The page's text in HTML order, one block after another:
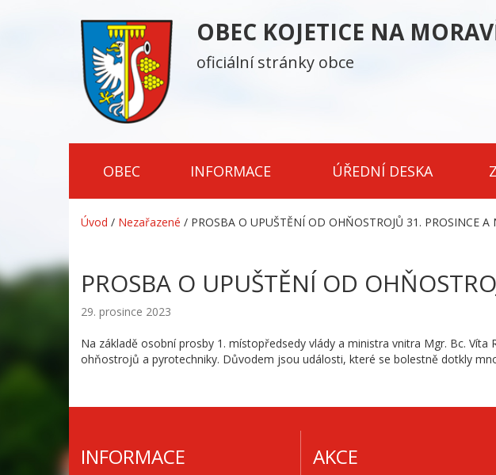
OBEC KOJETICE NA
oficiální stránky obce
OBEC INFORMACE ÚŘEDNÍ DESKA
Úvod / Nezařazené / PROSBA O UPUŠTĚNÍ OD OHŇOSTROJŮ 31. PROSINCE A
PROSBA O UPUŠTĚNÍ OD
29. prosince 2023
Na základě osobní prosby 1. místopředsedy vlády a ministra vnitra Mgr. Bc.
ohňostrojů a pyrotechniky. Důvodem jsou události, které se bolestně dotkly
INFORMACE AKCE